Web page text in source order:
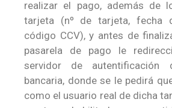
realizar el pago, además de
tarjeta (nº de tarjeta, fecha
código CCV), y antes de
pasarela de pago le
servidor de autentificación
bancaria, donde se le pedirá
como el usuario real de dicha